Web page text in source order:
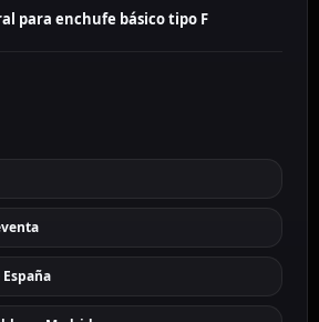
para enchufe básico tipo F